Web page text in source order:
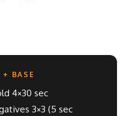
+ BASE
4×30 sec
3×3 (5 sec